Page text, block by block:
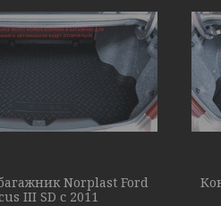
Norplast Ford
III SD с 2011